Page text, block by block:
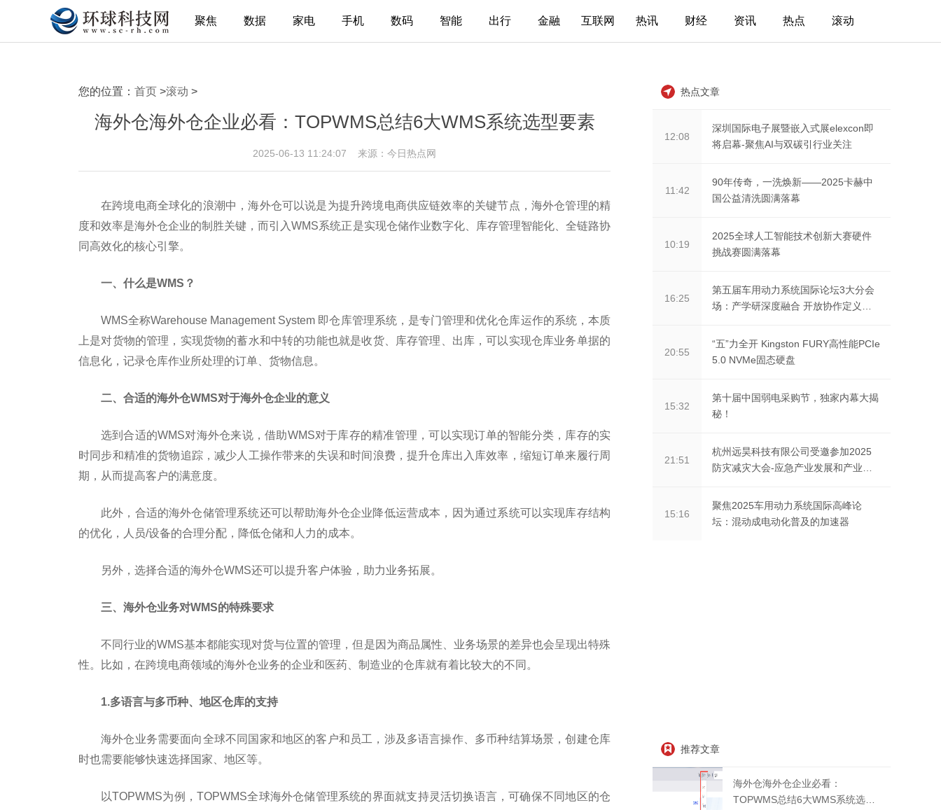
聚焦 数据 家电 手机 数码 智能 出行 金融 互联网 热讯 财经 资讯 热点 滚动
您的位置： 首页 >滚动 >
海外仓海外仓企业必看：TOPWMS总结6大WMS系统选型要素
2025-06-13 11:24:07 来源：今日热点网
在跨境电商全球化的浪潮中，海外仓可以说是为提升跨境电商供应链效率的关键节点，海外仓管理的精
度和效率是海外仓企业的制胜关键，而引入WMS系统正是实现仓储作业数字化、库存管理智能化、全链路协
同高效化的核心引擎。
一、什么是WMS？
WMS全称Warehouse Management System 即仓库管理系统，是专门管理和优化仓库运作的系统，本质
上是对货物的管理，实现货物的蓄水和中转的功能也就是收货、库存管理、出库，可以实现仓库业务单据的
信息化，记录仓库作业所处理的订单、货物信息。
二、合适的海外仓WMS对于海外仓企业的意义
选到合适的WMS对海外仓来说，借助WMS对于库存的精准管理，可以实现订单的智能分类，库存的实
时同步和精准的货物追踪，减少人工操作带来的失误和时间浪费，提升仓库出入库效率，缩短订单来履行周
期，从而提高客户的满意度。
此外，合适的海外仓储管理系统还可以帮助海外仓企业降低运营成本，因为通过系统可以实现库存结构
的优化，人员/设备的合理分配，降低仓储和人力的成本。
另外，选择合适的海外仓WMS还可以提升客户体验，助力业务拓展。
三、海外仓业务对WMS的特殊要求
不同行业的WMS基本都能实现对货与位置的管理，但是因为商品属性、业务场景的差异也会呈现出特殊
性。比如，在跨境电商领域的海外仓业务的企业和医药、制造业的仓库就有着比较大的不同。
1.多语言与多币种、地区仓库的支持
海外仓业务需要面向全球不同 国家和地区的客户和员工，涉及多语言操作、多币种结算场景，创建仓库
时也需要能够快速选择国家、地区等。
以TOPWMS为例，TOPWMS全球海外仓储管理系统的界面就支持灵活切换语言，可确保不同地区的仓
热点文章
12:08
深圳国际电子展暨嵌入式展elexcon即
将启幕-聚焦AI与双碳引行业关注
11:42
90年传奇，一洗焕新——2025卡赫中
国公益清洗圆满落幕
10:19
2025全球人工智能技术创新大赛硬件
挑战赛圆满落幕
16:25
第五届车用动力系统国际论坛3大分会
场：产学研深度融合 开放协作定义未
20:55
“五”力全开 Kingston FURY高性能PCIe
5.0 NVMe固态硬盘
15:32
第十届中国弱电采购节，独家内幕大揭
秘！
21:51
杭州远昊科技有限公司受邀参加2025
防灾减灾大会-应急产业发展和产业出
15:16
聚焦2025车用动力系统国际高峰论
坛：混动成电动化普及的加速器
推荐文章
海外仓海外仓企业必看：
TOPWMS总结6大WMS系统选型